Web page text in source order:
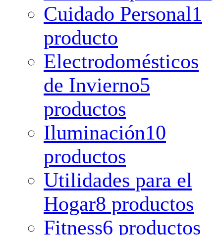
Cuidado Personal1
producto
Electrodomésticos
de Invierno5
productos
Iluminación10
productos
Utilidades para el
Hogar8 productos
Fitness6 productos